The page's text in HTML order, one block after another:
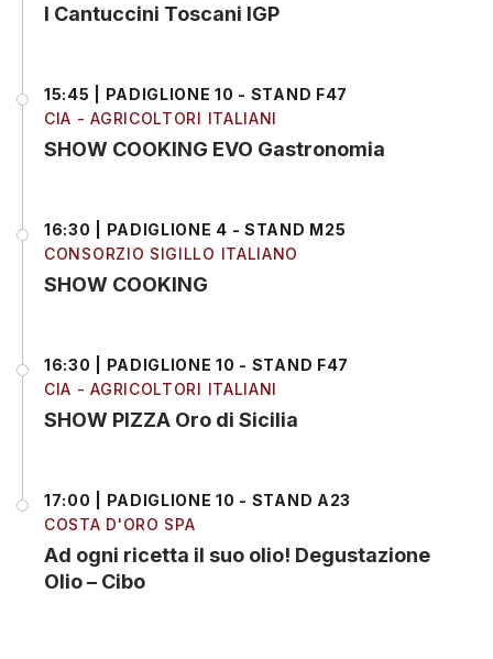
I Cantuccini Toscani IGP
15:45 | PADIGLIONE 10 - STAND F47
CIA - AGRICOLTORI ITALIANI
SHOW COOKING EVO Gastronomia
16:30 | PADIGLIONE 4 - STAND M25
CONSORZIO SIGILLO ITALIANO
SHOW COOKING
16:30 | PADIGLIONE 10 - STAND F47
CIA - AGRICOLTORI ITALIANI
SHOW PIZZA Oro di Sicilia
17:00 | PADIGLIONE 10 - STAND A23
COSTA D'ORO SPA
Ad ogni ricetta il suo olio! Degustazione
Olio – Cibo